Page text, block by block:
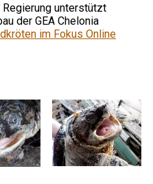
unterstützt
der GEA Chelonia
im Fokus Online